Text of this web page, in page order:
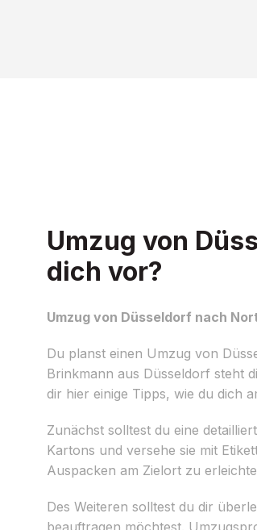
Umzug von
dich vor?
Umzug von Düsseldorf nach
Du planst einen Umzug von
Brinkmann aus Düsseldorf steht
dir hier einige Tipps, wie du dich
Zunächst solltest du eine
Kartons und versehe sie mit
Auspacken am Zielort zu
Des Weiteren solltest du dir
beauftragen möchtest.